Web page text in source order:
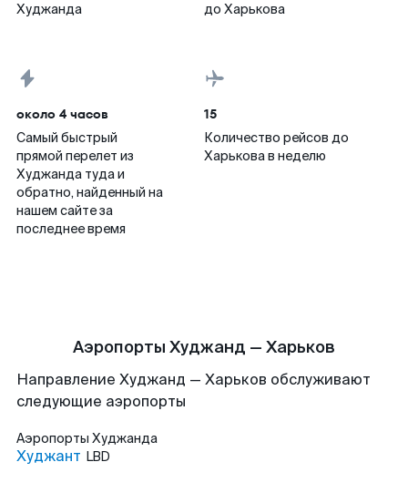
Худжанда
до Харькова
около 4 часов
Самый быстрый
прямой перелет из
Худжанда туда и
обратно, найденный на
нашем сайте за
последнее время
15
Количество рейсов до
Харькова в неделю
Аэропорты Худжанд — Харьков
Направление Худжанд — Харьков обслуживают
следующие аэропорты
Аэропорты Худжанда
Худжант LBD